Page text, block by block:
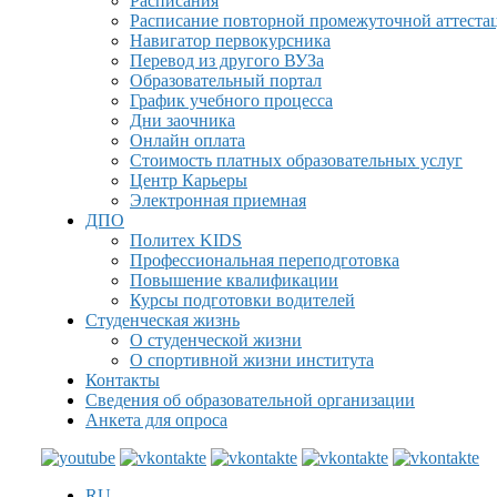
Расписание повторной промежуточной
Навигатор первокурсника
Перевод из другого ВУЗа
Образовательный портал
График учебного процесса
Дни заочника
Онлайн оплата
Стоимость платных образовательных услуг
Центр Карьеры
Электронная приемная
ДПО
Политех KIDS
Профессиональная переподготовка
Повышение квалификации
Курсы подготовки водителей
Студенческая жизнь
О студенческой жизни
О спортивной жизни института
Контакты
Сведения об образовательной организации
Анкета для опроса